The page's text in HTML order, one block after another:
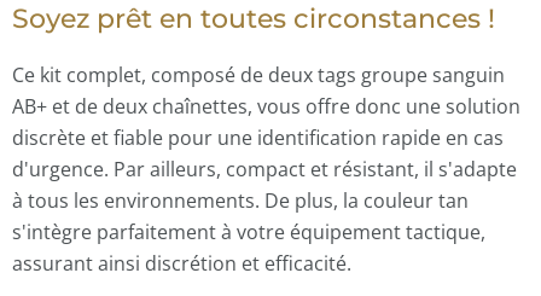
Soyez prêt en toutes circonstances !
Ce kit complet, composé de deux tags groupe sanguin
AB+ et de deux chaînettes, vous offre donc une solution
discrète et fiable pour une identification rapide en cas
d'urgence. Par ailleurs, compact et résistant, il s'adapte
à tous les environnements. De plus, la couleur tan
s'intègre parfaitement à votre équipement tactique,
assurant ainsi discrétion et efficacité.